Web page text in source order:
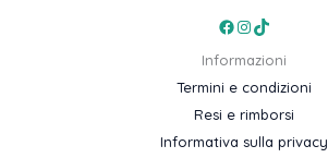
Facebook
Instagram
TikTok
Informazioni
Termini e condizioni
Resi e rimborsi
Informativa sulla privacy